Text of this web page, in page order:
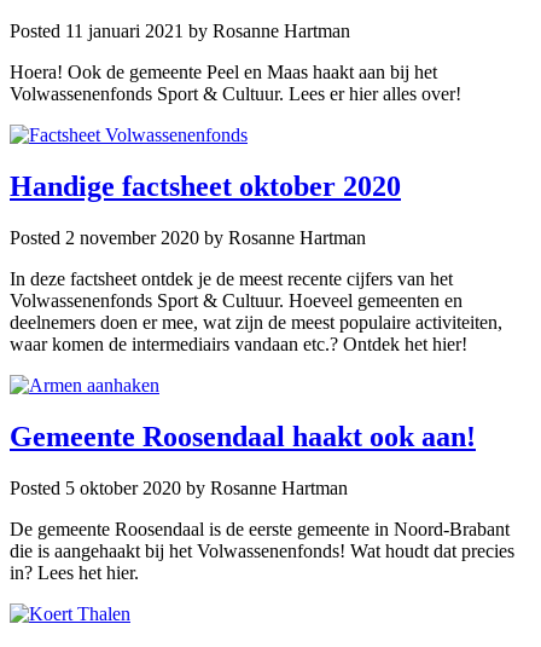
Posted 11 januari 2021 by Rosanne Hartman
Hoera! Ook de gemeente Peel en Maas haakt aan bij het
Volwassenenfonds Sport & Cultuur. Lees er hier alles over!
Handige factsheet oktober 2020
Posted 2 november 2020 by Rosanne Hartman
In deze factsheet ontdek je de meest recente cijfers van het
Volwassenenfonds Sport & Cultuur. Hoeveel gemeenten en
deelnemers doen er mee, wat zijn de meest populaire activiteiten,
waar komen de intermediairs vandaan etc.? Ontdek het hier!
Gemeente Roosendaal haakt ook aan!
Posted 5 oktober 2020 by Rosanne Hartman
De gemeente Roosendaal is de eerste gemeente in Noord-Brabant
die is aangehaakt bij het Volwassenenfonds! Wat houdt dat precies
in? Lees het hier.